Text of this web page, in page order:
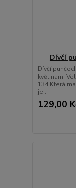
Dívčí
Dívčí
květinami
134 Která
je...
129,00